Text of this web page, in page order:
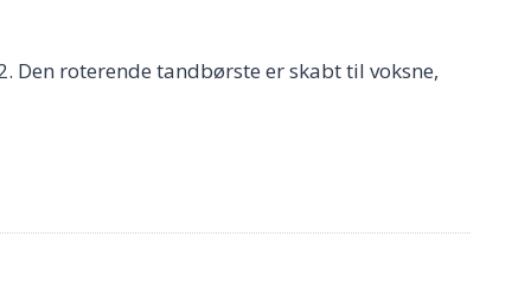
roterende tandbørste er skabt til voksne,